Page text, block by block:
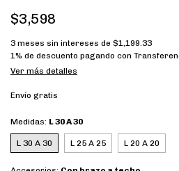
$3,598
3 meses sin intereses de $1,199.33
1% de descuento pagando con
Ver más detalles
Envío gratis
Medidas: L 30 A 30
L 30 A 30 L 25 A 25 L 20 A 20